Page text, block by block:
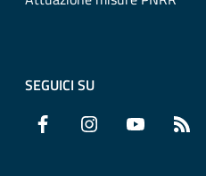
SEGUICI SU
Facebook Instagram YouTube